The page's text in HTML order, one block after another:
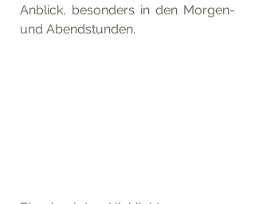
Anblick, besonders in den Morgen-
und Abendstunden.